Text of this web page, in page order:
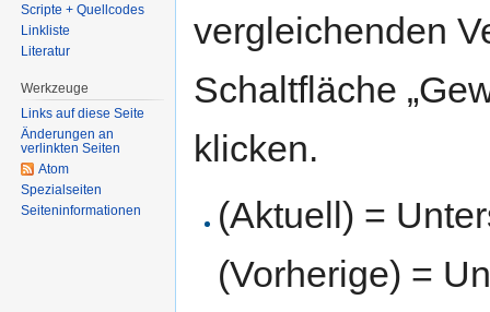
vergleichenden
Schaltfläche
klicken.
(Aktuell) =
(Vorherige) =
Scripte + Quellcodes
Linkliste
Literatur
Werkzeuge
Links auf diese Seite
Änderungen an
verlinkten Seiten
Atom
Spezialseiten
Seiten­informationen